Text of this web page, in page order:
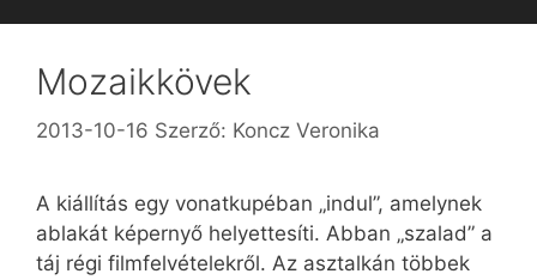
Mozaikkövek
2013-10-16 Szerző: Koncz Veronika
A kiállítás egy vonatkupéban „indul”, amelynek
ablakát képernyő helyettesíti. Abban „szalad” a
táj régi filmfelvételekről. Az asztalkán többek